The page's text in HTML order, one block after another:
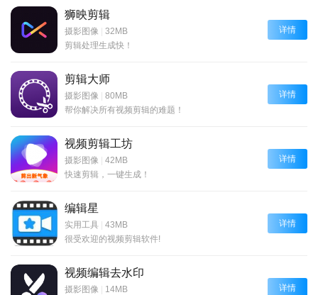
狮映剪辑
摄影图像
32MB
剪辑处理生成快！
详情
剪辑大师
摄影图像
80MB
帮你解决所有视频剪辑的难题！
详情
视频剪辑工坊
摄影图像
42MB
快速剪辑，一键生成！
详情
编辑星
实用工具
43MB
很受欢迎的视频剪辑软件!
详情
视频编辑去水印
摄影图像
14MB
详情